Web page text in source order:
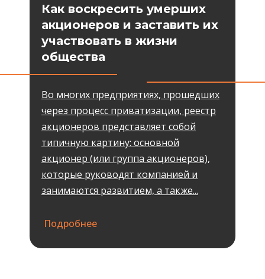
Как воскресить умерших
акционеров и заставить их
участвовать в жизни
общества
Во многих предприятиях, прошедших
через процесс приватизации, реестр
акционеров представляет собой
типичную картину: основной
акционер (или группа акционеров),
которые руководят компанией и
занимаются развитием, а также...
Подробнее